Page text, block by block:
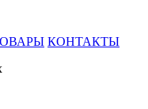
КОНТАКТЫ